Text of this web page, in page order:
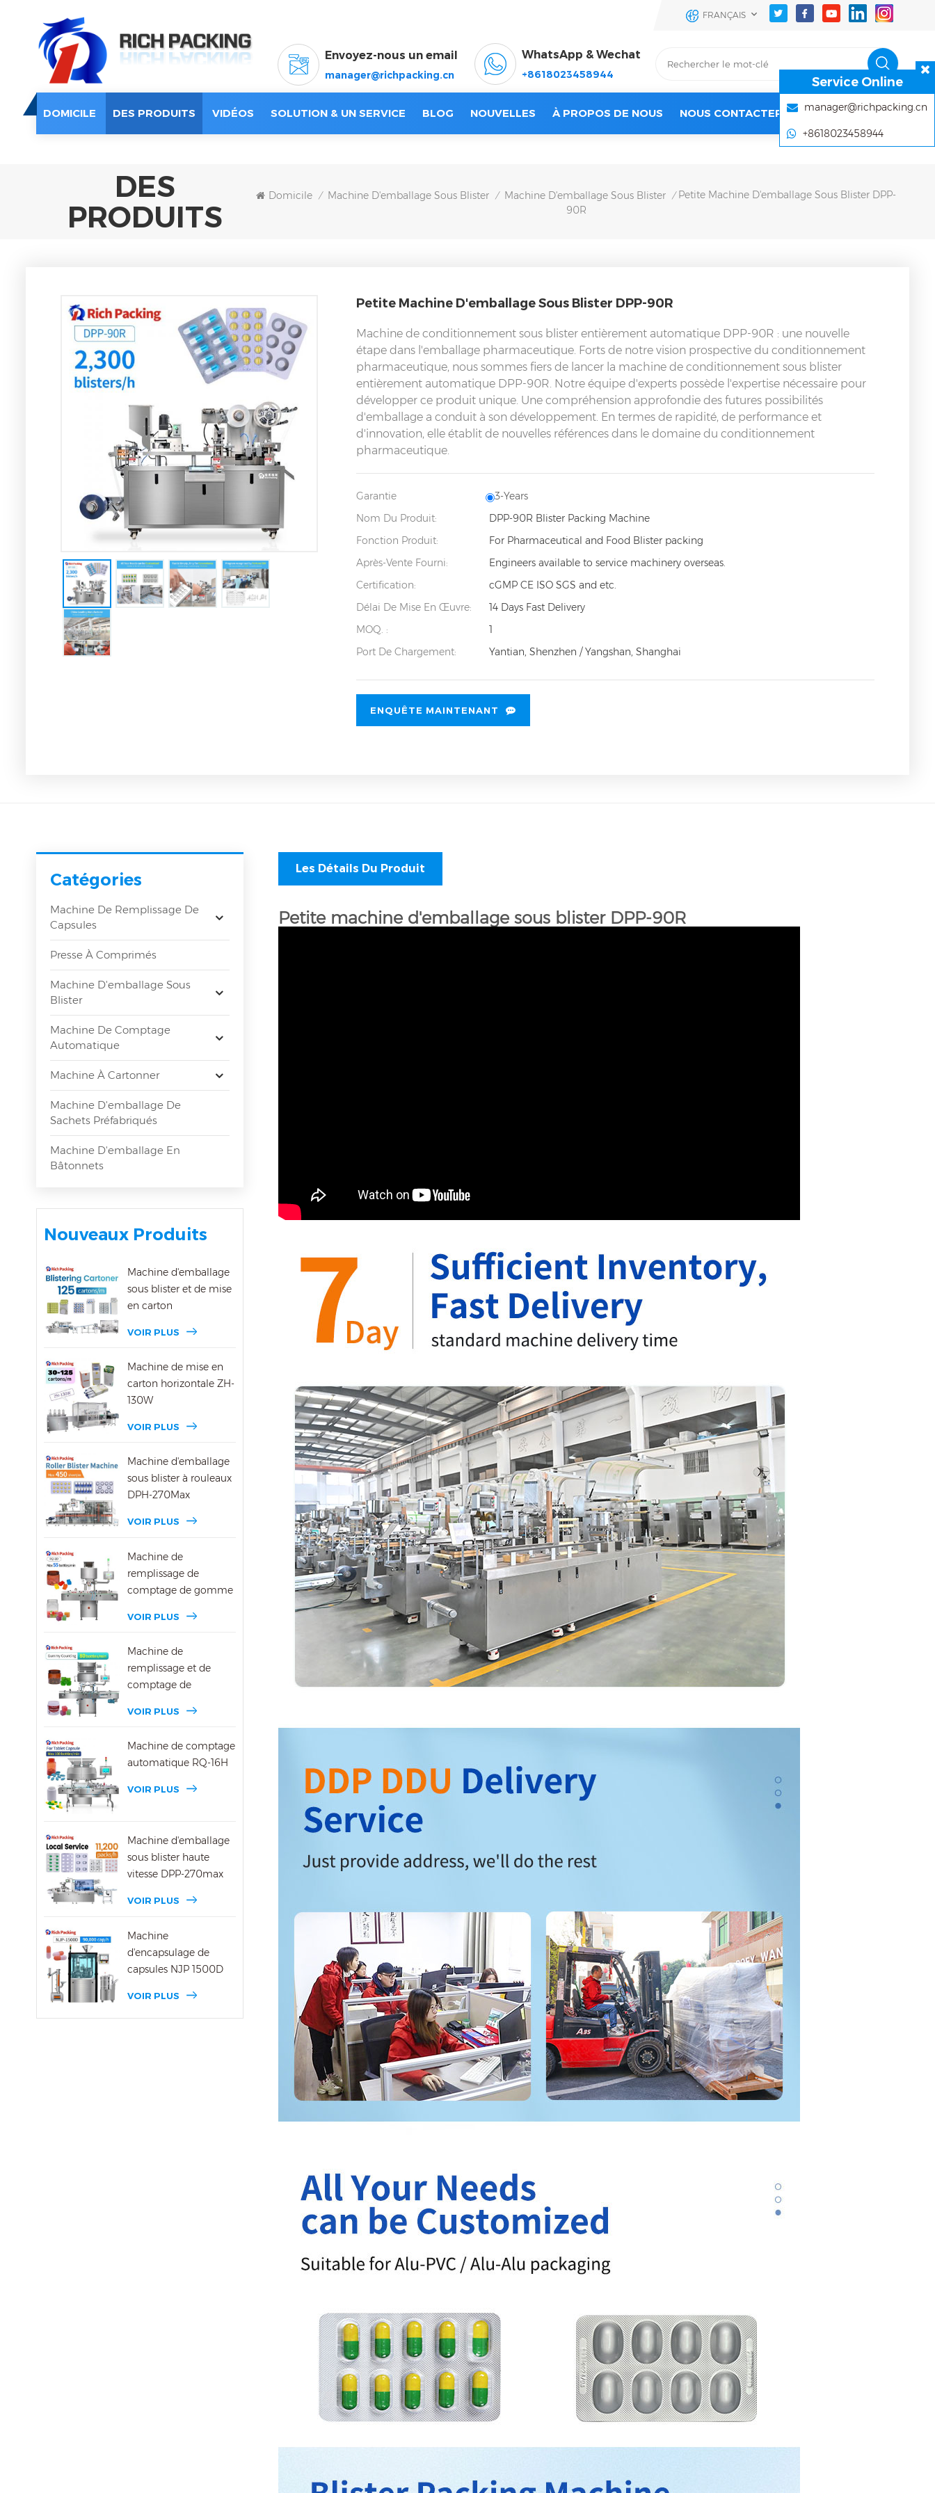
FRANÇAIS
Envoyez-nous un email
manager@richpacking.cn
WhatsApp & Wechat
+8618023458944
DOMICILE DES PRODUITS VIDÉOS SOLUTION & UN SERVICE BLOG NOUVELLES À PROPOS DE NOUS NOUS CONTACTER
DES
PRODUITS
Domicile / Machine D'emballage Sous Blister / Machine D'emballage Sous Blister / Petite Machine D'emballage Sous Blister DPP-
90R
Petite Machine D'emballage Sous Blister DPP-90R
Machine de conditionnement sous blister entièrement automatique DPP-90R : une nouvelle
étape dans l'emballage pharmaceutique. Forts de notre vision prospective du conditionnement
pharmaceutique, nous sommes fiers de lancer la machine de conditionnement sous blister
entièrement automatique DPP-90R. Notre équipe d'experts possède l'expertise nécessaire pour
développer ce produit unique. Une compréhension approfondie des futures possibilités
d'emballage a conduit à son développement. En termes de rapidité, de performance et
d'innovation, elle établit de nouvelles références dans le domaine du conditionnement
pharmaceutique.
Garantie
3-Years
Nom Du Produit:
DPP-90R Blister Packing Machine
Fonction Produit:
For Pharmaceutical and Food Blister packing
Après-Vente Fourni:
Engineers available to service machinery overseas.
Certification:
cGMP CE ISO SGS and etc.
Délai De Mise En Œuvre:
14 Days Fast Delivery
MOQ. :
1
Port De Chargement:
Yantian, Shenzhen / Yangshan, Shanghai
ENQUÊTE MAINTENANT
Catégories
Machine De Remplissage De
Capsules
Presse À Comprimés
Machine D'emballage Sous
Blister
Machine De Comptage
Automatique
Machine À Cartonner
Machine D'emballage De
Sachets Préfabriqués
Machine D'emballage En
Bâtonnets
Nouveaux Produits
Machine d'emballage
sous blister et de mise
en carton
VOIR PLUS
Machine de mise en
carton horizontale ZH-
130W
VOIR PLUS
Machine d'emballage
sous blister à rouleaux
DPH-270Max
VOIR PLUS
Machine de
remplissage de
comptage de gomme
VOIR PLUS
Machine de
remplissage et de
comptage de
16R
VOIR PLUS
Machine de comptage
automatique RQ-16H
VOIR PLUS
Machine d'emballage
sous blister haute
vitesse DPP-270max
VOIR PLUS
Machine
d'encapsulage de
capsules NJP 1500D
VOIR PLUS
Les Détails Du Produit
Petite machine d'emballage sous blister DPP-90R
Service Online
manager@richpacking.cn
+8618023458944